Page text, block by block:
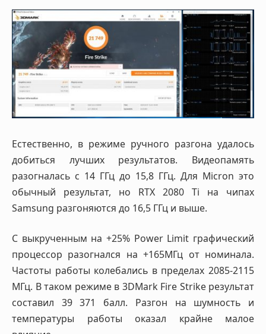
Естественно, в режиме ручного разгона удалось
добиться лучших результатов. Видеопамять
разогналась с 14 ГГц до 15,8 ГГц. Для Micron это
обычный результат, но RTX 2080 Ti на чипах
Samsung разгоняются до 16,5 ГГц и выше.
С выкрученным на +25% Power Limit графический
процессор разогнался на +165МГц от номинала.
Частоты работы колебались в пределах 2085-2115
МГц. В таком режиме в 3DMark Fire Strike результат
составил 39 371 балл. Разгон на шумность и
температуры работы оказал крайне малое